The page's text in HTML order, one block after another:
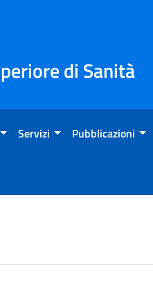
di Sanità
Servizi Pubblicazioni
- Eventi